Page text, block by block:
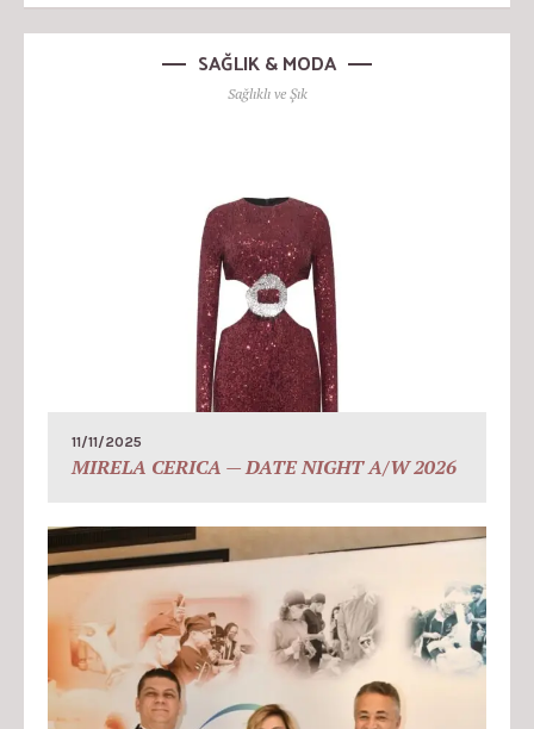
SAĞLIK & MODA
Sağlıklı ve Şık
11/11/2025
MIRELA CERICA — DATE NIGHT A/W 2026